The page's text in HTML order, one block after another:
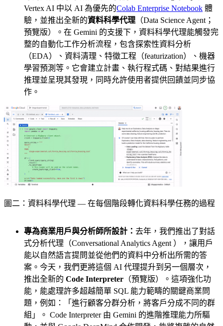
Vertex AI 中以 AI 為優先的Colab Enterprise Notebook 體
驗，並推出全新的資料科學代理 （Data Science Agent；
預覽版）。在 Gemini 的支援下，資料科學代理能觸發完
整的自動化工作分析流程，包含探索性資料分析
（EDA）、資料清理、特徵工程（featurization）、機器
學習預測等。它會建立計畫、執行程式碼、對結果進行
推理並呈現其發現，同時允許使用者提供回饋並同步協
作。
圖二：資料科學代理 — 在每個階段轉化資料科學任務的過程
專為商業用戶與分析師所設計： 去年，我們推出了對話
式分析代理（Conversational Analytics Agent ），讓用戶
能以自然語言提問並從他們的資料中分析出所需的答
案。今天，我們更將這個 AI 代理提升到另一個層次，
推出全新的 Code Interpreter （預覽版）。這項強化功
能，能處理許多超越簡單 SQL 能力範疇的關鍵商業問
題，例如：「進行顧客分群分析，將客戶分成不同的群
組」。 Code Interpreter 由 Gemini 的進階推理能力所驅